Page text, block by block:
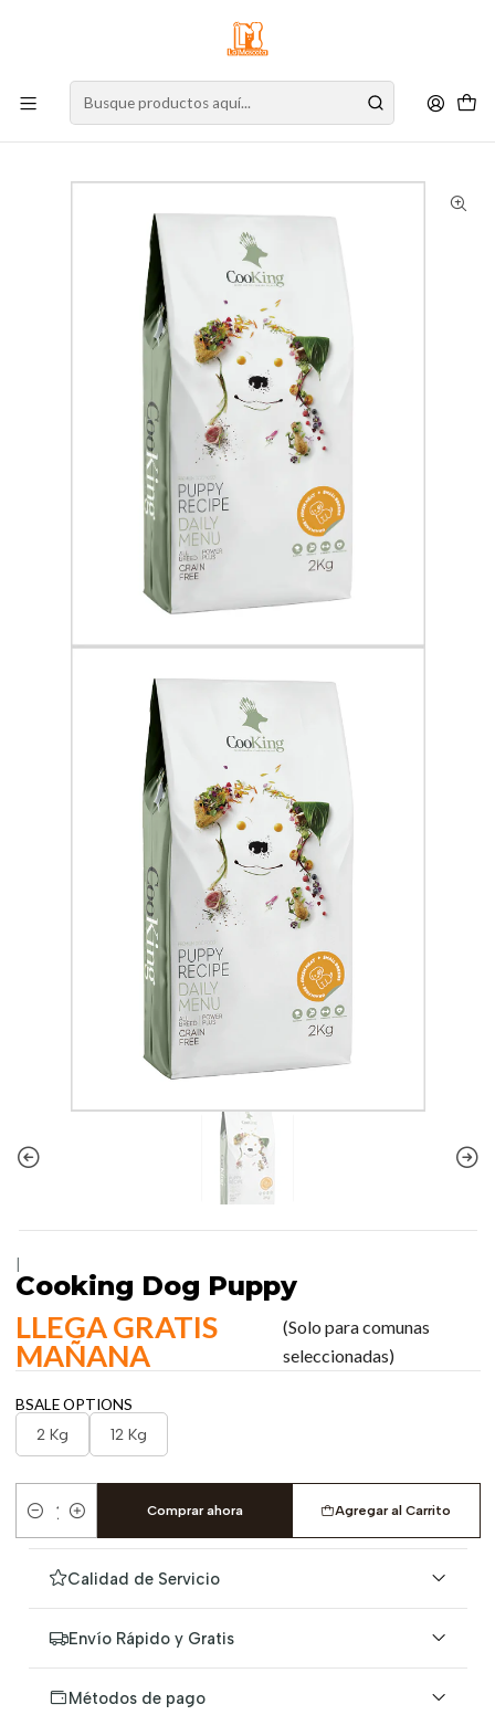
Nuestro stock online es independiente de la tienda física.
Compre por la web para garantizar sus productos y espere nuestra
Inicio Perro Alimento para Perros Alimento Seco
Cachorro
Cooking Dog Puppy
Cooking Dog Puppy
LLEGA GRATIS
MAÑANA
(Solo para comunas
seleccionadas)
BSALE OPTIONS
2 Kg 12 Kg
Cantidad
Agregar al Carrito
Comprar ahora
Calidad de Servicio
Envío Rápido y Gratis
Métodos de pago